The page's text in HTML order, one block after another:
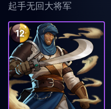
起手无回大将军
12